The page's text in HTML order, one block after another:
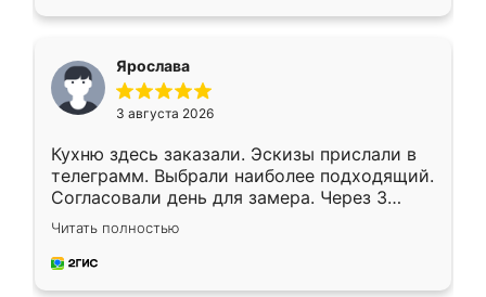
Ярослава
3 августа 2026
Кухню здесь заказали. Эскизы прислали в
телеграмм. Выбрали наиболее подходящий.
Согласовали день для замера. Через 3
недели кухня была уже готова. Остались
довольны работой. Спасибо Ренессанс
мебель за качественную работу!
Читать полностью